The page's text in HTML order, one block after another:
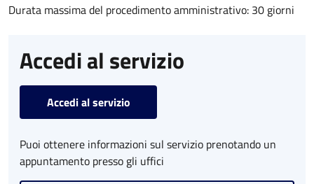
Durata massima del procedimento amministrativo: 30 giorni
Accedi al servizio
Accedi al servizio
Puoi ottenere informazioni sul servizio prenotando un
appuntamento presso gli uffici